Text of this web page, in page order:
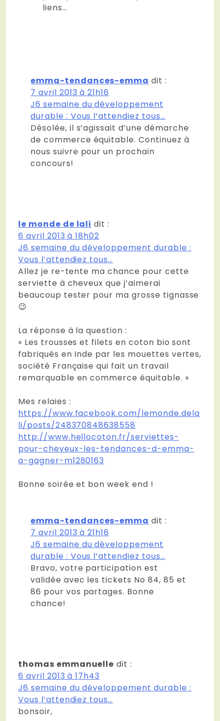
liens…
emma-tendances-emma dit :
7 avril 2013 à 21h16
J6 semaine du développement
durable : Vous l’attendiez tous…
Désolée, il s’agissait d’une démarche
de commerce équitable. Continuez à
nous suivre pour un prochain
concours!
le monde de lali dit :
6 avril 2013 à 18h02
J6 semaine du développement durable :
Vous l’attendiez tous…
Allez je re-tente ma chance pour cette
serviette à cheveux que j’aimerai
beaucoup tester pour ma grosse tignasse
😉
La réponse à la question :
« Les trousses et filets en coton bio sont
fabriqués en Inde par les mouettes vertes,
société Française qui fait un travail
remarquable en commerce équitable. »
Mes relaies :
https://www.facebook.com/lemonde.dela
li/posts/248370848638558
http://www.hellocoton.fr/serviettes-
pour-cheveux-les-tendances-d-emma-
a-gagner-m1280163
Bonne soirée et bon week end !
emma-tendances-emma dit :
7 avril 2013 à 21h16
J6 semaine du développement
durable : Vous l’attendiez tous…
Bravo, votre participation est
validée avec les tickets No 84, 85 et
86 pour vos partages. Bonne
chance!
thomas emmanuelle dit :
6 avril 2013 à 17h43
J6 semaine du développement durable :
Vous l’attendiez tous…
bonsoir,